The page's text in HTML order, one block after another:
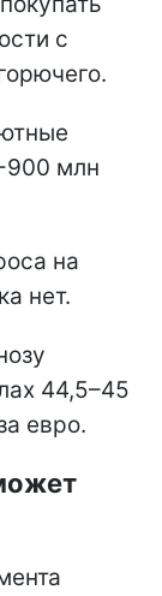
с
900 млн
на
нет.
44,5–45
евро.